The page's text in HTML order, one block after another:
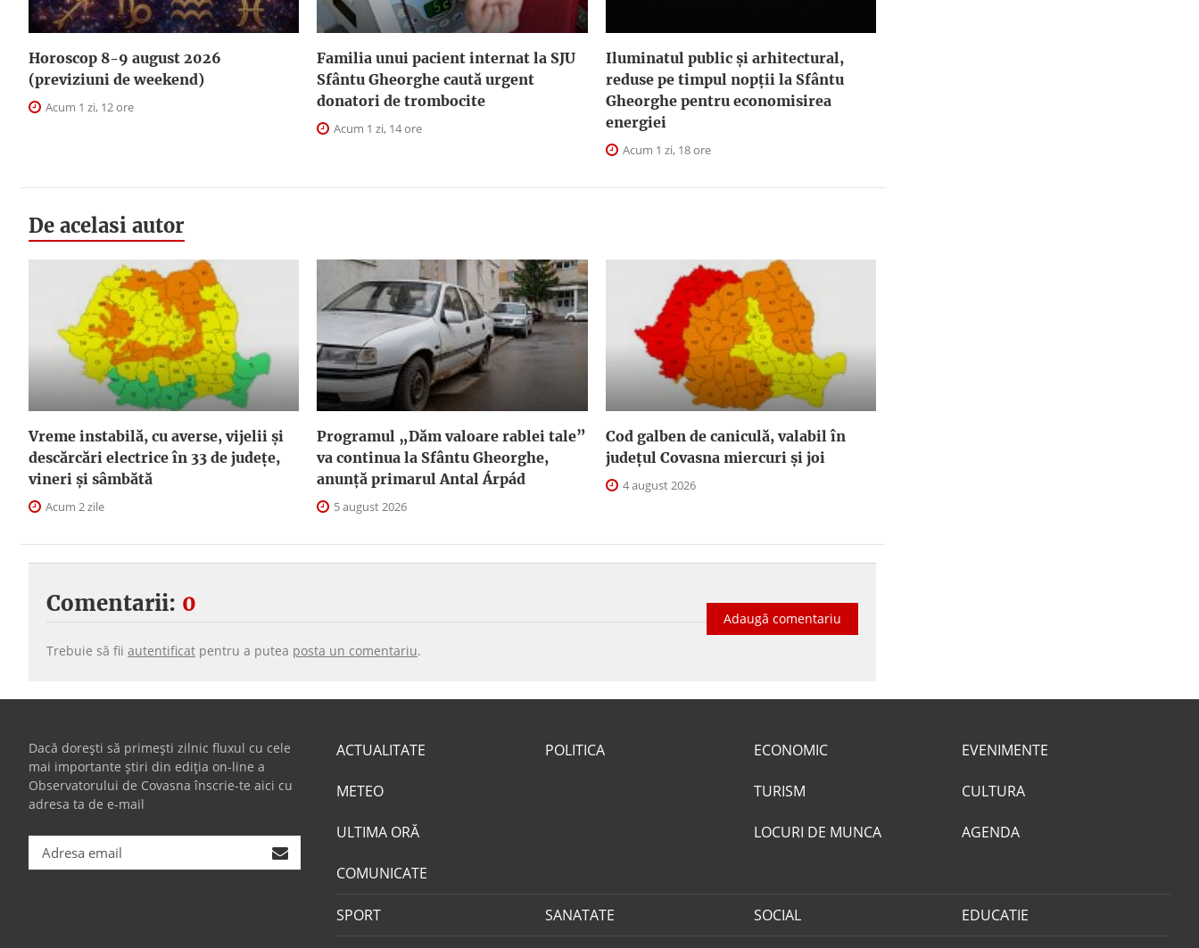
Horoscop 8-9 august 2026
(previziuni de weekend)
Acum 1 zi, 12 ore
Familia unui pacient internat la SJU
Sfântu Gheorghe caută urgent
donatori de trombocite
Acum 1 zi, 14 ore
Iluminatul public şi arhitectural,
reduse pe timpul nopţii la Sfântu
Gheorghe pentru economisirea
energiei
Acum 1 zi, 18 ore
De acelasi autor
Vreme instabilă, cu averse, vijelii și
descărcări electrice în 33 de județe,
vineri și sâmbătă
Acum 2 zile
Programul „Dăm valoare rablei tale”
va continua la Sfântu Gheorghe,
anunţă primarul Antal Árpád
5 august 2026
Cod galben de caniculă, valabil în
judeţul Covasna miercuri și joi
4 august 2026
Comentarii: 0
Adaugă comentariu
Trebuie să fii autentificat pentru a putea posta un comentariu.
Dacă dorești să primești zilnic fluxul cu cele
mai importante știri din ediția on-line a
Observatorului de Covasna înscrie-te aici cu
adresa ta de e-mail
ACTUALITATE
METEO
ULTIMA ORĂ
COMUNICATE
POLITICA ECONOMIC
TURISM
LOCURI DE MUNCA
EVENIMENTE
CULTURA
AGENDA
SPORT SANATATE SOCIAL EDUCATIE